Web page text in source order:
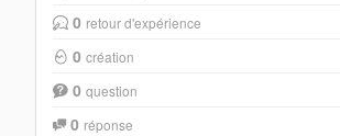
0 retour d'expérience
0 création
0 question
0 réponse